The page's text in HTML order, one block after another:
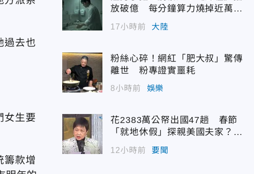
過去也
女生要
籌款增
放破億 每分鐘算力燒掉近萬台
17小時前 大陸
粉絲心碎！網紅「肥大叔」驚傳
離世 粉專證實噩耗
8小時前 娛樂
花2383萬公帑出國47趟 春節
「就地休假」探親美國夫家？徐
佳青回應了
12小時前 要聞